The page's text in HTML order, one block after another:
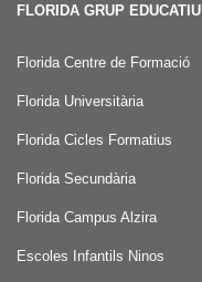
FLORIDA GRUP EDUCATIU
Florida Centre de Formació
Florida Universitària
Florida Cicles Formatius
Florida Secundària
Florida Campus Alzira
Escoles Infantils Ninos